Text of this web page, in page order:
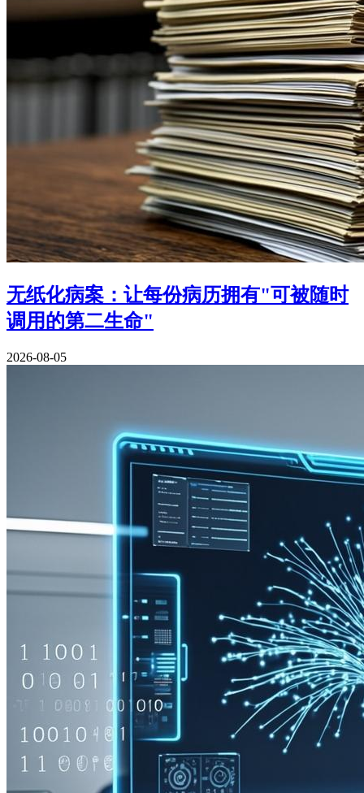
无纸化病案：让每份病历拥有"可被随时
调用的第二生命"
2026-08-05